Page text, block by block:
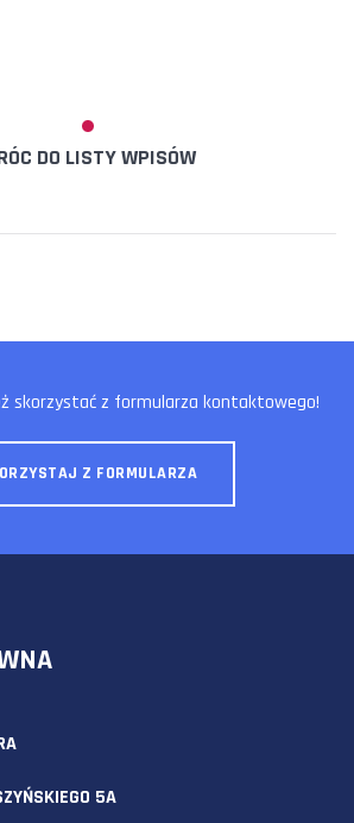
DO LISTY WPISÓW
skorzystać z formularza kontaktowego!
Z FORMULARZA
5A